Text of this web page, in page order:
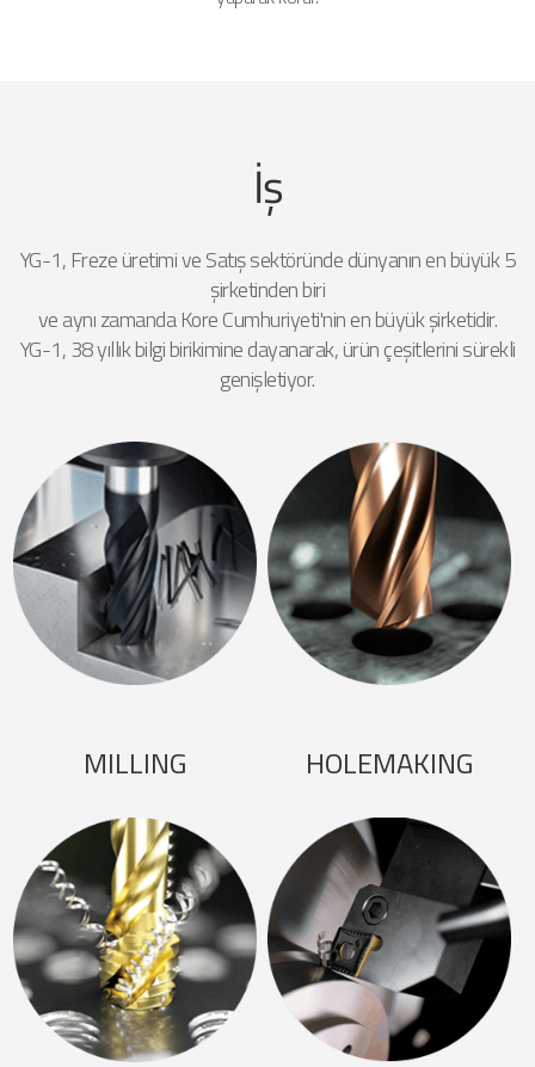
İş
YG-1, Freze üretimi ve Satış sektöründe dünyanın en büyük 5
şirketinden biri
ve aynı zamanda Kore Cumhuriyeti'nin en büyük şirketidir.
YG-1, 38 yıllık bilgi birikimine dayanarak, ürün çeşitlerini sürekli
genişletiyor.
MILLING HOLEMAKING